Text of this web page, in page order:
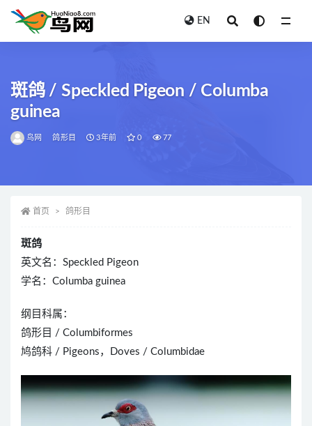
EN
斑鸽 / Speckled Pigeon / Columba
guinea
鸟网 鸽形目 3年前 0 77
首页 鸽形目
斑鸽
英文名：Speckled Pigeon
学名：Columba guinea
纲目科属：
鸽形目 / Columbiformes
鸠鸽科 / Pigeons，Doves / Columbidae